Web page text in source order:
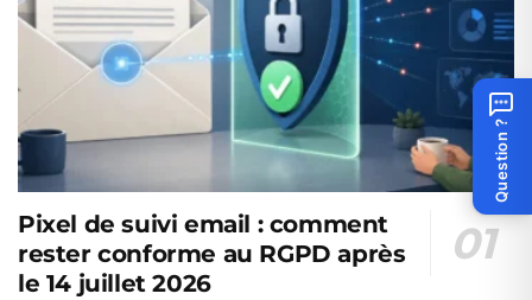
Pixel de suivi email : comment
rester conforme au RGPD après
le 14 juillet 2026
Question ?